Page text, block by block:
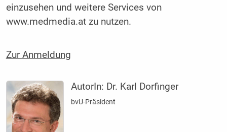
einzusehen und weitere Services von
www.medmedia.at zu nutzen.
Zur Anmeldung
AutorIn: Dr. Karl Dorfinger
bvU-Präsident